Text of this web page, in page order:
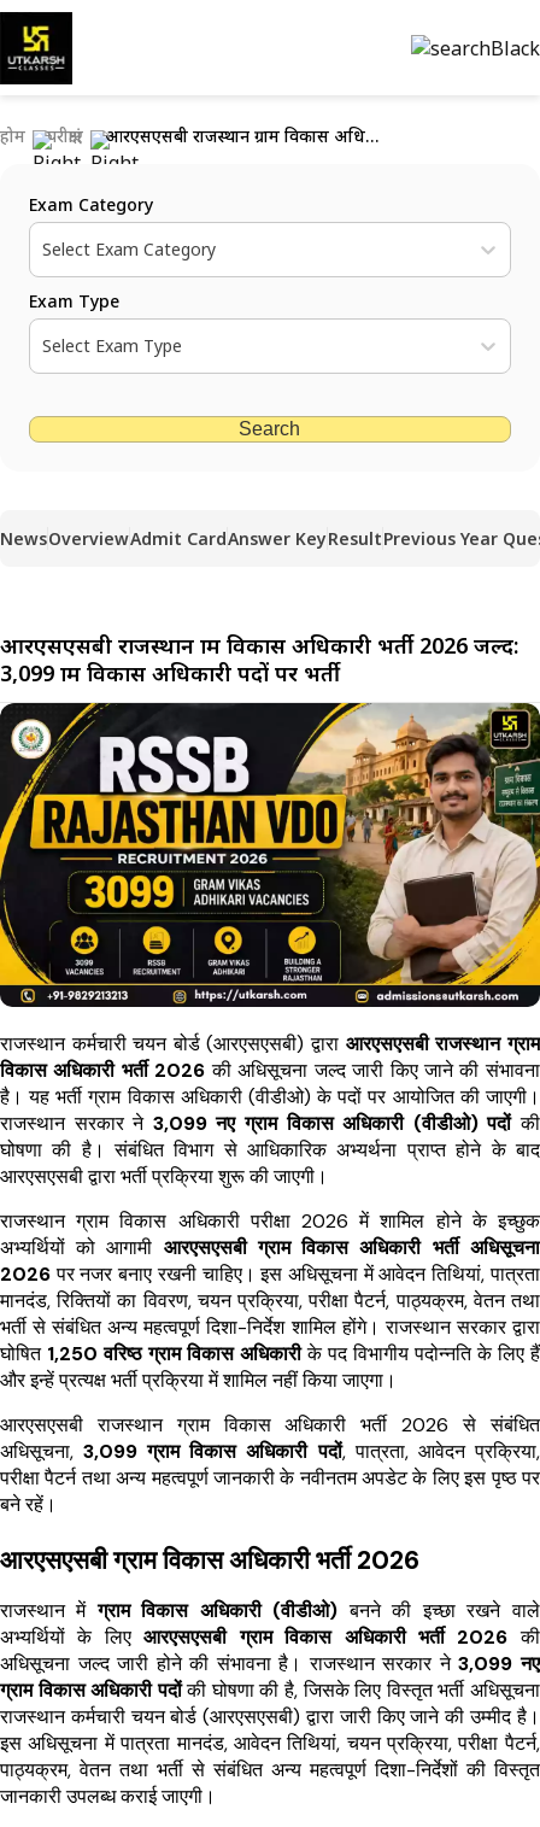
होम परीक्षाएं आरएसएसबी राजस्थान ग्राम विकास अधिकारी भर्ती 2026 जल्द: 3,099 ग्राम विकास अधिकारी पदों पर भर्ती
Exam Category
Select Exam Category
Exam Type
Select Exam Type
Search
NewsOverviewAdmit CardAnswer KeyResultPrevious Year
आरएसएसबी राजस्थान ग्राम विकास अधिकारी भर्ती 2026 जल्द:
3,099 ग्राम विकास अधिकारी पदों पर भर्ती
राजस्थान कर्मचारी चयन बोर्ड (आरएसएसबी) द्वारा आरएसएसबी राजस्थान ग्राम
विकास अधिकारी भर्ती 2026 की अधिसूचना जल्द जारी किए जाने की संभावना
है। यह भर्ती ग्राम विकास अधिकारी (वीडीओ) के पदों पर आयोजित की जाएगी।
राजस्थान सरकार ने 3,099 नए ग्राम विकास अधिकारी (वीडीओ) पदोंकी
घोषणा की है। संबंधित विभाग से आधिकारिक अभ्यर्थना प्राप्त होने के बाद
आरएसएसबी द्वारा भर्ती प्रक्रिया शुरू की जाएगी।
राजस्थान ग्राम विकास अधिकारी परीक्षा 2026 में शामिल होने के इच्छुक
अभ्यर्थियों को आगामी आरएसएसबी ग्राम विकास अधिकारी भर्ती अधिसूचना
2026पर नजर बनाए रखनी चाहिए। इस अधिसूचना में आवेदन तिथियां, पात्रता
मानदंड, रिक्तियों का विवरण, चयन प्रक्रिया, परीक्षा पैटर्न, पाठ्यक्रम, वेतन तथा
भर्ती से संबंधित अन्य महत्वपूर्ण दिशा-निर्देश शामिल होंगे। राजस्थान सरकार द्वारा
घोषित 1,250 वरिष्ठ ग्राम विकास अधिकारीके पद विभागीय पदोन्नति के लिए हैं
और इन्हें प्रत्यक्ष भर्ती प्रक्रिया में शामिल नहीं किया जाएगा।
आरएसएसबी राजस्थान ग्राम विकास अधिकारी भर्ती 2026 से संबंधित
अधिसूचना,3,099 ग्राम विकास अधिकारी पदों, पात्रता, आवेदन प्रक्रिया,
परीक्षा पैटर्न तथा अन्य महत्वपूर्ण जानकारी के नवीनतम अपडेट के लिए इस पृष्ठ पर
बने रहें।
आरएसएसबी ग्राम विकास अधिकारी भर्ती 2026
राजस्थान मेंग्राम विकास अधिकारी (वीडीओ) बनने की इच्छा रखने वाले
अभ्यर्थियों के लिएआरएसएसबी ग्राम विकास अधिकारी भर्ती 2026 की
अधिसूचना जल्द जारी होने की संभावना है। राजस्थान सरकार ने3,099 नए
ग्राम विकास अधिकारी पदोंकी घोषणा की है, जिसके लिए विस्तृत भर्ती अधिसूचना
राजस्थान कर्मचारी चयन बोर्ड (आरएसएसबी) द्वारा जारी किए जाने की उम्मीद है।
इस अधिसूचना में पात्रता मानदंड, आवेदन तिथियां, चयन प्रक्रिया, परीक्षा पैटर्न,
पाठ्यक्रम, वेतन तथा भर्ती से संबंधित अन्य महत्वपूर्ण दिशा-निर्देशों की विस्तृत
जानकारी उपलब्ध कराई जाएगी।